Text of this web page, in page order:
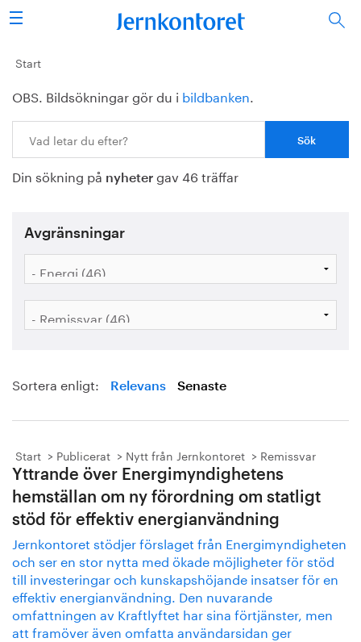
Sök
Stålindustrin
Vision 2050
Forskning/utbildning
Energi/miljö
Vi tycker
Bildbank
Start
OBS. Bildsökningar gör du i bildbanken.
Din sökning på nyheter gav 46 träffar
Avgränsningar
Sortera enligt: Relevans Senaste
Start Publicerat Nytt från Jernkontoret Remissvar
Yttrande över Energimyndighetens
hemställan om ny förordning om statligt
stöd för effektiv energianvändning
Jernkontoret stödjer förslaget från Energimyndigheten
och ser en stor nytta med ökade möjligheter för stöd
till investeringar och kunskapshöjande insatser för en
effektiv energianvändning. Den nuvarande
omfattningen av Kraftlyftet har sina förtjänster, men
att framöver även omfatta användarsidan ger